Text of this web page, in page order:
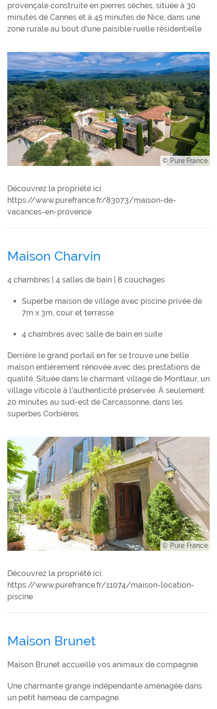
provençale construite en pierres sèches, située à 30
minutes de Cannes et à 45 minutes de Nice, dans une
zone rurale au bout d'une paisible ruelle résidentielle
© Pure France
Découvrez la propriété ici:
https://www.purefrance.fr/83073/maison-de-
vacances-en-provence
Maison Charvin
4 chambres | 4 salles de bain | 8 couchages
Superbe maison de village avec piscine privée de
7m x 3m, cour et terrasse
4 chambres avec salle de bain en suite
Derrière le grand portail en fer se trouve une belle
maison entièrement rénovée avec des prestations de
qualité. Située dans le charmant village de Montlaur, un
village viticole à l'authenticité préservée. À seulement
20 minutes au sud-est de Carcassonne, dans les
superbes Corbières.
© Pure France
Découvrez la propriété ici:
https://www.purefrance.fr/11074/maison-location-
piscine
Maison Brunet
Maison Brunet accueille vos animaux de compagnie.
Une charmante grange indépendante aménagée dans
un petit hameau de campagne.